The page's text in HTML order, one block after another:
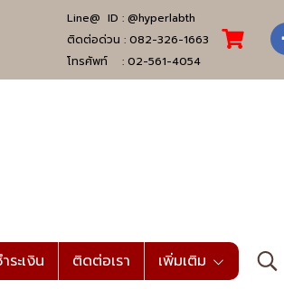
Line@ ID : @hyperlabth
ติดต่อด่วน : 082-326-1663
โทรศัพท์ : 02-561-4054
ระเงิน ติดต่อเรา เพิ่มเติม